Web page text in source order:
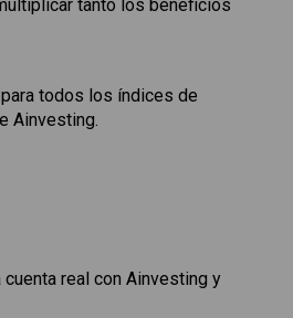
tanto los beneficios
todos los índices de
Ainvesting.
real con Ainvesting y